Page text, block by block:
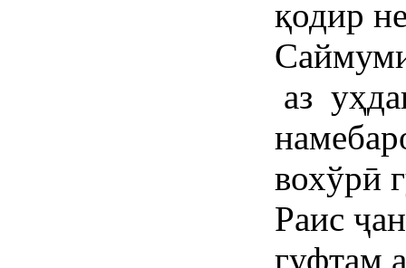
қодир
аз
вохўрӣ
Раис
гуфтам